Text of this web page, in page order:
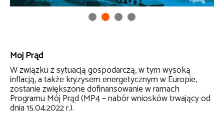
Mój Prąd
W związku z sytuacją gospodarczą, w tym wysoką
inflacją, a także kryzysem energetycznym w Europie,
zostanie zwiększone dofinansowanie w ramach
Programu Mój Prąd (MP4 – nabór wniosków trwający od
dnia 15.04.2022 r.).